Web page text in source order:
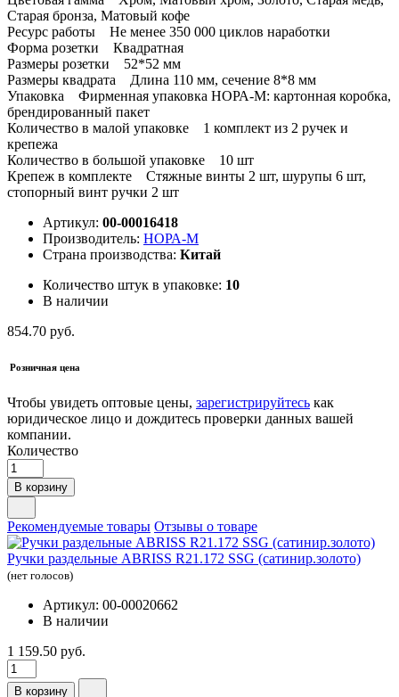
Старая бронза, Матовый кофе
Ресурс работы Не менее 350 000 циклов наработки
Форма розетки Квадратная
Размеры розетки 52*52 мм
Размеры квадрата Длина 110 мм, сечение 8*8 мм
Упаковка Фирменная упаковка НОРА-М: картонная коробка,
брендированный пакет
Количество в малой упаковке 1 комплект из 2 ручек и
крепежа
Количество в большой упаковке 10 шт
Крепеж в комплекте Стяжные винты 2 шт, шурупы 6 шт,
стопорный винт ручки 2 шт
Артикул: 00-00016418
Производитель: НОРА-М
Страна производства: Китай
Количество штук в упаковке: 10
В наличии
854.70 руб.
Розничная цена
Чтобы увидеть оптовые цены, зарегистрируйтесь как
юридическое лицо и дождитесь проверки данных вашей
компании.
Количество
В корзину
Рекомендуемые товары Отзывы о товаре
Ручки раздельные ABRISS R21.172 SSG (сатинир.золото)
(нет голосов)
Артикул: 00-00020662
В наличии
1 159.50 руб.
В корзину